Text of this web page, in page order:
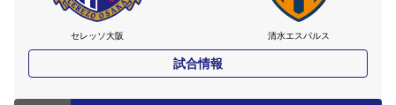
セレッソ大阪 清水エスパルス
試合情報